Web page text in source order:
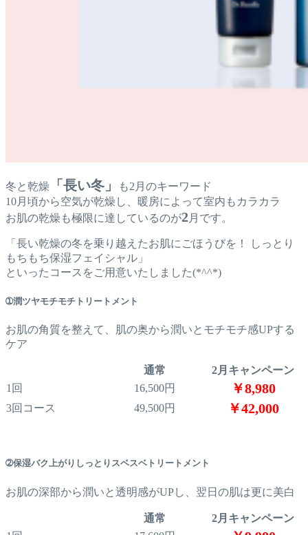
冬と乾燥 「長い冬」
も2月のキーワード
10月頃から空気が乾燥し、暖房によって室内もカラカラ
お肌の乾燥も極限に達しているのが2 月です。
「長い乾燥の冬を乗り越えたお肌にごほうびを！ しっとり
もちもち保湿フェイシャル」
といったコースをご用意いたしました(*^^*)
➀潤ツヤモチモチトリートメント
お肌の角質を整えて、肌の奥から潤いとモチモチ感UPする
ケア
通常
2月キャンペーン
1回
16,500円 ￥8,980
3回コース 49,500円 ￥42,000
➁保湿バク上がりしっとりスベスベトリートメント
お肌の深部から潤いと透明感がUPし、翌日の肌は更に美白
通常
2月キャンペーン